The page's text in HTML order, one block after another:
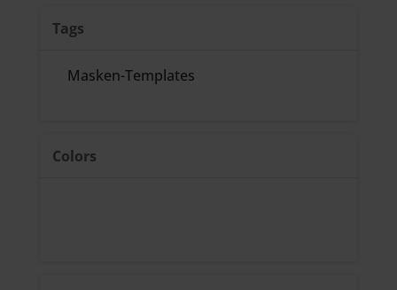
Tags
Masken-Templates
Colors